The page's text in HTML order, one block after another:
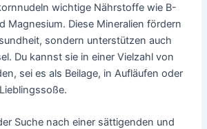
wichtige Nährstoffe wie B-
Magnesium. Diese Mineralien fördern
sondern unterstützen auch
Du kannst sie in einer Vielzahl von
sei es als Beilage, in Aufläufen oder
Suche nach einer sättigenden und